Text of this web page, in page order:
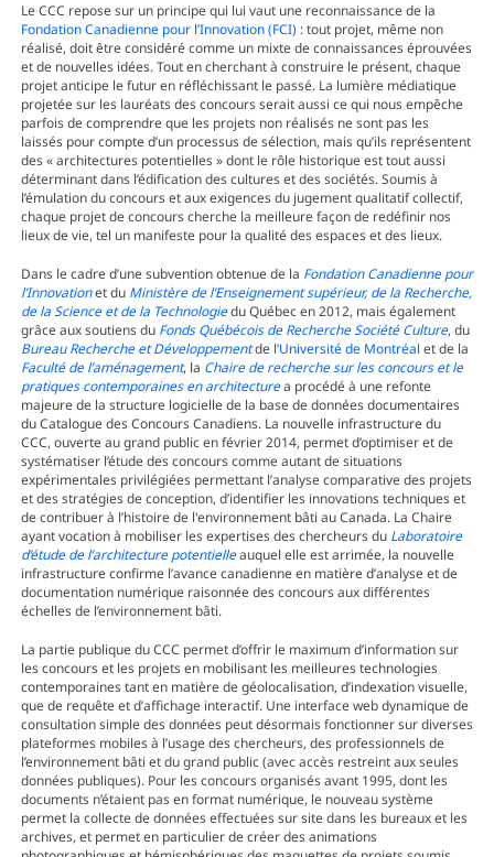
Le CCC repose sur un principe qui lui vaut une reconnaissance de la
Fondation Canadienne pour l’Innovation (FCI): tout projet, même non
réalisé, doit être considéré comme un mixte de connaissances éprouvées
et de nouvelles idées. Tout en cherchant à construire le présent, chaque
projet anticipe le futur en réfléchissant le passé. La lumière médiatique
projetée sur les lauréats des concours serait aussi ce qui nous empêche
parfois de comprendre que les projets non réalisés ne sont pas les
laissés pour compte d’un processus de sélection, mais qu’ils représentent
des « architectures potentielles » dont le rôle historique est tout aussi
déterminant dans l’édification des cultures et des sociétés. Soumis à
l’émulation du concours et aux exigences du jugement qualitatif collectif,
chaque projet de concours cherche la meilleure façon de redéfinir nos
lieux de vie, tel un manifeste pour la qualité des espaces et des lieux.
Dans le cadre d’une subvention obtenue de la Fondation Canadienne pour
l’Innovationet du Ministère de l’Enseignement supérieur, de la Recherche,
de la Science et de la Technologiedu Québec en 2012, mais également
grâce aux soutiens du Fonds Québécois de Recherche Société Culture, du
Bureau Recherche et Développementde l’Université de Montréal et de la
Faculté de l’aménagement, la Chaire de recherche sur les concours et le
pratiques contemporaines en architecturea procédé à une refonte
majeure de la structure logicielle de la base de données documentaires
du Catalogue des Concours Canadiens. La nouvelle infrastructure du
CCC, ouverte au grand public en février 2014, permet d’optimiser et de
systématiser l’étude des concours comme autant de situations
expérimentales privilégiées permettant l’analyse comparative des projets
et des stratégies de conception, d’identifier les innovations techniques et
de contribuer à l’histoire de l'environnement bâti au Canada. La Chaire
ayant vocation à mobiliser les expertises des chercheurs du Laboratoire
d’étude de l’architecture potentielleauquel elle est arrimée, la nouvelle
infrastructure confirme l’avance canadienne en matière d’analyse et de
documentation numérique raisonnée des concours aux différentes
échelles de l’environnement bâti.
La partie publique du CCC permet d’offrir le maximum d’information sur
les concours et les projets en mobilisant les meilleures technologies
contemporaines tant en matière de géolocalisation, d’indexation visuelle,
que de requête et d’affichage interactif. Une interface web dynamique de
consultation simple des données peut désormais fonctionner sur diverses
plateformes mobiles à l’usage des chercheurs, des professionnels de
l’environnement bâti et du grand public (avec accès restreint aux seules
données publiques). Pour les concours organisés avant 1995, dont les
documents n’étaient pas en format numérique, le nouveau système
permet la collecte de données effectuées sur site dans les bureaux et les
archives, et permet en particulier de créer des animations